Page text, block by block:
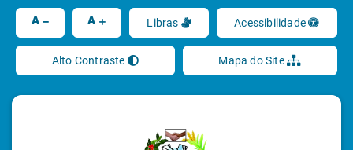
A A Libras Acessibilidade
Alto Contraste Mapa do Site